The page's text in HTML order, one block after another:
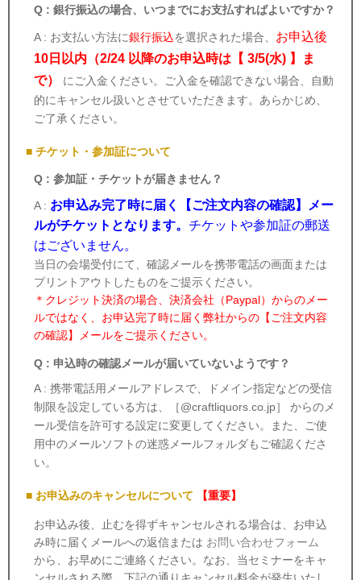
Q : 銀行振込の場合、いつまでにお支払すればよいですか？
A : お支払い方法に銀行振込を選択された場合、 お申込後
10日以内（2/24 以降のお申込時は【 3/5(水) 】ま
で）
にご入金ください。ご入金を確認できない場合、自動
的にキャンセル扱いとさせていただきます。あらかじめ、
ご了承ください。
■ チケット・参加証について
Q : 参加証・チケットが届きません？
A : お申込み完了時に届く【ご注文内容の確認】メー
ルがチケットとなります。 チケットや参加証の郵送
はございません。
当日の会場受付にて、確認メールを携帯電話の画面または
プリントアウトしたものをご提示ください。
＊クレジット決済の場合、決済会社（Paypal）からのメー
ルではなく、お申込完了時に届く弊社からの【ご注文内容
の確認】メールをご提示ください。
Q : 申込時の確認メールが届いていないようです？
A : 携帯電話用メールアドレスで、ドメイン指定などの受信
制限を設定している方は、［@craftliquors.co.jp］ からのメ
ール受信を許可する設定に変更してください。また、ご使
用中のメールソフトの迷惑メールフォルダもご確認くださ
い。
■ お申込みのキャンセルについて 【重要】
お申込み後、止むを得ずキャンセルされる場合は、お申込
み時に届くメールへの返信または お問い合わせフォーム
から、お早めにご連絡ください。なお、当セミナーをキャ